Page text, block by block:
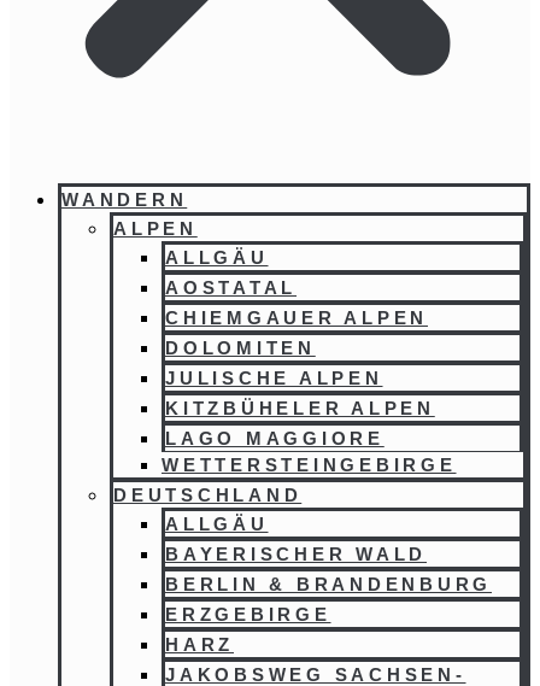
WANDERN
ALPEN
ALLGÄU
AOSTATAL
CHIEMGAUER ALPEN
DOLOMITEN
JULISCHE ALPEN
KITZBÜHELER ALPEN
LAGO MAGGIORE
WETTERSTEINGEBIRGE
DEUTSCHLAND
ALLGÄU
BAYERISCHER WALD
BERLIN & BRANDENBURG
ERZGEBIRGE
HARZ
JAKOBSWEG SACHSEN-